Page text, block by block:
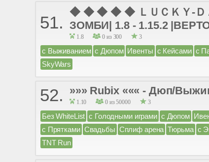
51.
◆ ◆ ◆ ◆ ◆ ＬＵＣＫＹ-
ЗОМБИ| 1.8 - 1.15.2
1.8 0 из 300 3
с Выживанием с Дюпом Ивенты с Кейсами с
SkyWars
52. »»» Rubix ««« - Дюп/
1.10 0 из 50000 3
Без WhiteList с Голодными играми с Дюпом
с Прятками Свадьбы Сплиф арена Тюрьма с
TNT Run